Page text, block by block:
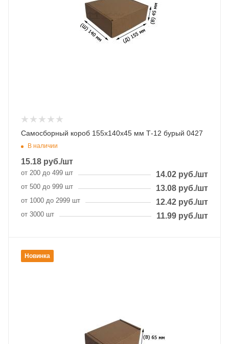
Самосборный короб 155х140х45 мм Т-12 бурый 0427
В наличии
15.18 руб./шт
от 200 до 499 шт 14.02 руб./шт
от 500 до 999 шт 13.08 руб./шт
от 1000 до 2999 шт 12.42 руб./шт
от 3000 шт 11.99 руб./шт
Новинка